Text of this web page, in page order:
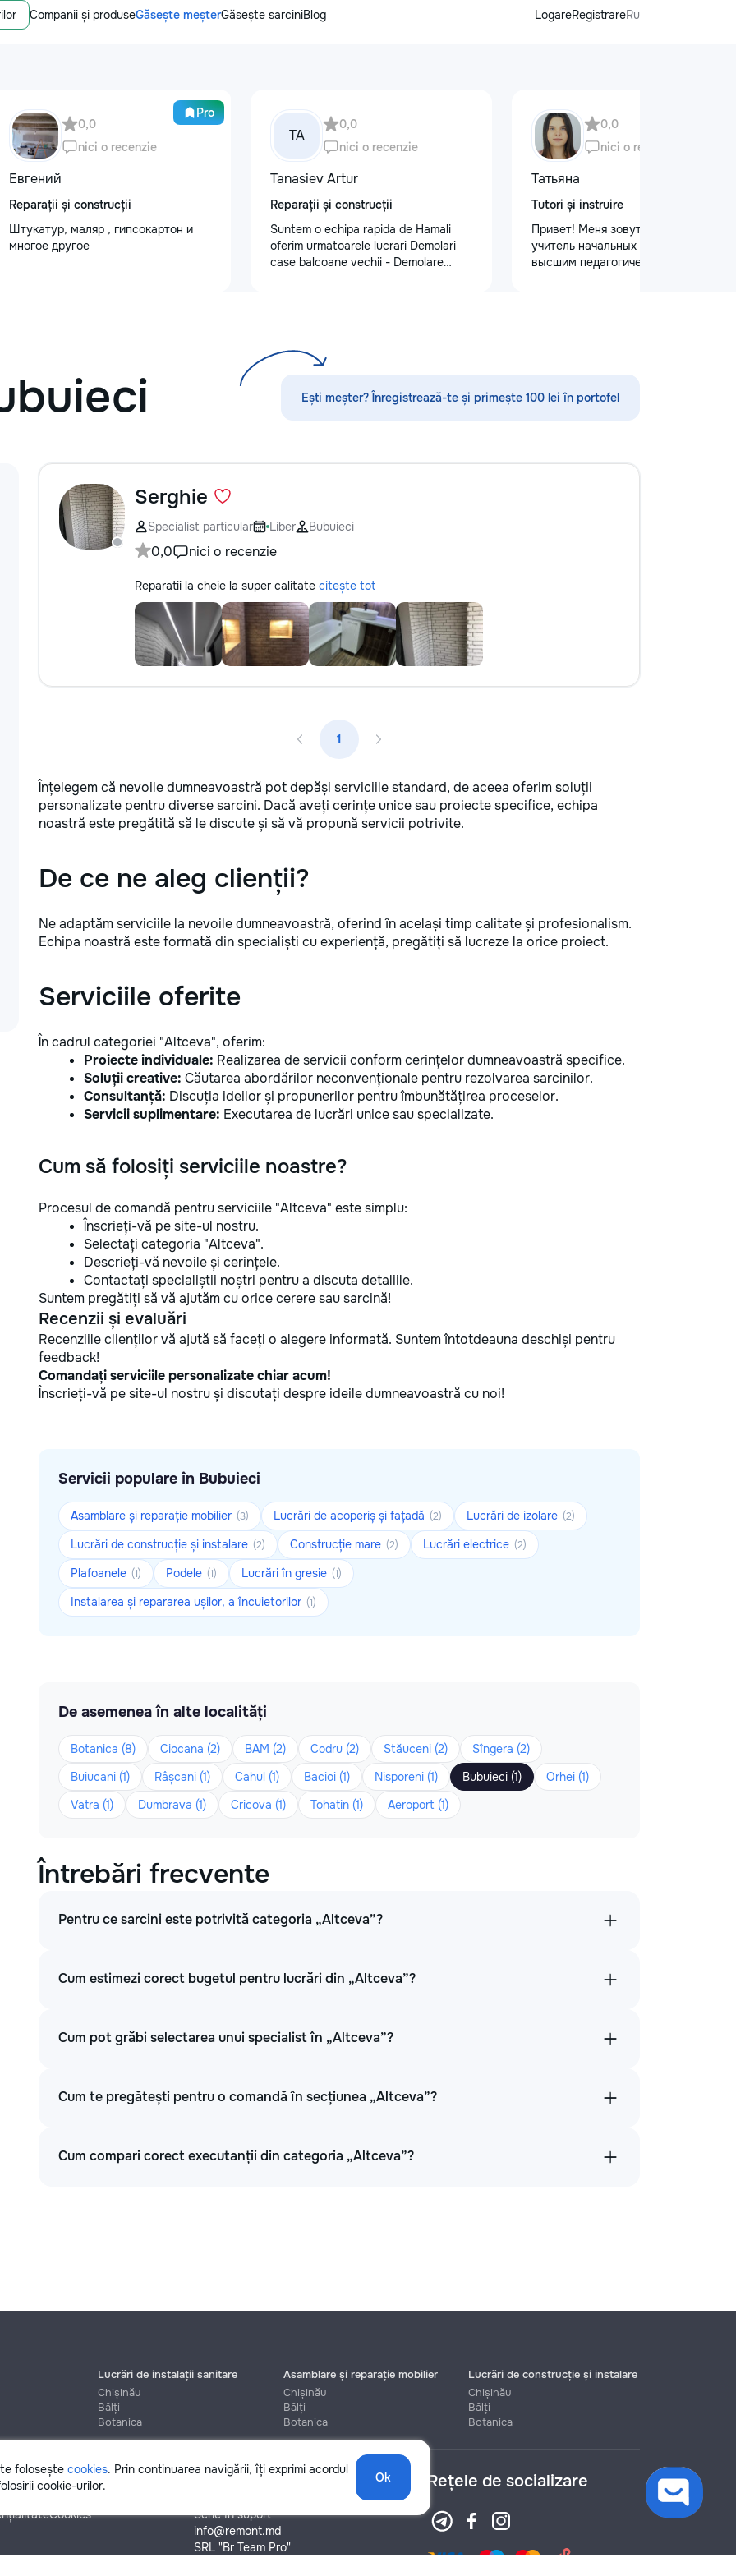
Companii și produseGăsește meșterGăsește sarciniBlog LogareRegistrareRu
Pro
0,0
nici o recenzie
Евгений
Reparații și construcții
Штукатур, маляр , гипсокартон и
многое другое
TA
0,0
nici o recenzie
Tanasiev Artur
Reparații și construcții
Suntem o echipa rapida de Hamali
oferim urmatoarele lucrari Demolari
case balcoane vechii - Demolare
Demontat parchet,sapă,teracota -
0,0
nici o recenzie
Татьяна
Tutori și instruire
Привет! Меня зовут Татьяна Я —
учитель начальных классов с
высшим педагогическим и
ориентировка в пространстве,
обучению Для школьников (1–4
открывать этот мир вместе! Ваш
Ești meșter? Înregistrează-te și primește 100 lei în portofel
Serghie
Specialist particular Liber Bubuieci
0,0 nici o recenzie
Reparatii la cheie la super calitate citește tot
1
Înțelegem că nevoile dumneavoastră pot depăși serviciile standard, de aceea oferim soluții
personalizate pentru diverse sarcini. Dacă aveți cerințe unice sau proiecte specifice, echipa
noastră este pregătită să le discute și să vă propună servicii potrivite.
De ce ne aleg clienții?
Ne adaptăm serviciile la nevoile dumneavoastră, oferind în același timp calitate și profesionalism.
Echipa noastră este formată din specialiști cu experiență, pregătiți să lucreze la orice proiect.
Serviciile oferite
În cadrul categoriei "Altceva", oferim:
Proiecte individuale: Realizarea de servicii conform cerințelor dumneavoastră specifice.
Soluții creative: Căutarea abordărilor neconvenționale pentru rezolvarea sarcinilor.
Consultanță: Discuția ideilor și propunerilor pentru îmbunătățirea proceselor.
Servicii suplimentare: Executarea de lucrări unice sau specializate.
Cum să folosiți serviciile noastre?
Procesul de comandă pentru serviciile "Altceva" este simplu:
Înscrieți-vă pe site-ul nostru.
Selectați categoria "Altceva".
Descrieți-vă nevoile și cerințele.
Contactați specialiștii noștri pentru a discuta detaliile.
Suntem pregătiți să vă ajutăm cu orice cerere sau sarcină!
Recenzii și evaluări
Recenziile clienților vă ajută să faceți o alegere informată. Suntem întotdeauna deschiși pentru
feedback!
Comandați serviciile personalizate chiar acum!
Înscrieți-vă pe site-ul nostru și discutați despre ideile dumneavoastră cu noi!
Servicii populare în Bubuieci
Asamblare și reparație mobilier (3) Lucrări de acoperiș și fațadă (2) Lucrări de izolare (2)
Lucrări de construcție și instalare (2) Construcție mare (2) Lucrări electrice (2)
Plafoanele (1) Podele (1) Lucrări în gresie (1)
Instalarea și repararea ușilor, a încuietorilor (1)
De asemenea în alte localități
Botanica (8) Ciocana (2) BAM (2) Codru (2) Stăuceni (2)
Sîngera (2)
Buiucani (1)
Râșcani (1) Cahul (1) Bacioi (1) Nisporeni (1) Bubuieci (1)
Orhei (1)
Vatra (1)
Dumbrava (1) Cricova (1) Tohatin (1) Aeroport (1)
Întrebări frecvente
Pentru ce sarcini este potrivită categoria „Altceva”?
Cum estimezi corect bugetul pentru lucrări din „Altceva”?
Cum pot grăbi selectarea unui specialist în „Altceva”?
Cum te pregătești pentru o comandă în secțiunea „Altceva”?
Cum compari corect executanții din categoria „Altceva”?
folosește cookies. Prin continuarea navigării, îți exprimi acordul
cookie-urilor.
Ok
Lucrări de instalații sanitare
Chișinău
Bălți
Botanica
Asamblare și reparație mobilier
Chișinău
Bălți
Botanica
Lucrări de construcție și instalare
Chișinău
Bălți
Botanica
Cookies
Ajutor
Scrie în suport
info@remont.md
SRL "Br Team Pro"
Rețele de socializare